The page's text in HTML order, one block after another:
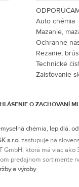
Auto chémia
Mazanie,
Ochranné
Rezanie,
Technické
Zaisťovanie
O ZACHOVANÍ
chémia, lepidlá,
s.r.o.zastupuje na
GmbH, ktorá má viac ako
predajnom sortimente
a výroby.